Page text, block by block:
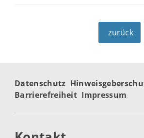
zurück
Datenschutz
Barrierefreiheit Impressum